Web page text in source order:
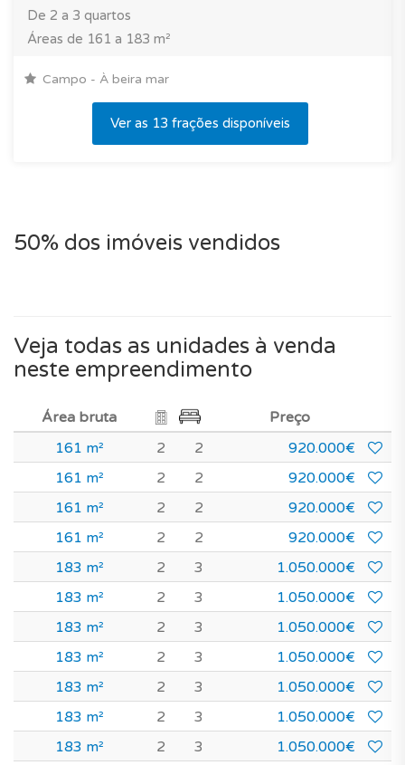
De 2 a 3 quartos
Áreas de 161 a 183 m²
Campo - À beira mar
Ver as 13 frações disponíveis
50% dos imóveis vendidos
Veja todas as unidades à venda
neste empreendimento
Área bruta
Preço
161 m²
2 2
920.000€
161 m²
2 2
920.000€
161 m²
2 2
920.000€
161 m²
2 2
920.000€
183 m²
2 3
1.050.000€
183 m²
2 3
1.050.000€
183 m²
2 3
1.050.000€
183 m²
2 3
1.050.000€
183 m²
2 3
1.050.000€
183 m²
2 3
1.050.000€
183 m²
2 3
1.050.000€